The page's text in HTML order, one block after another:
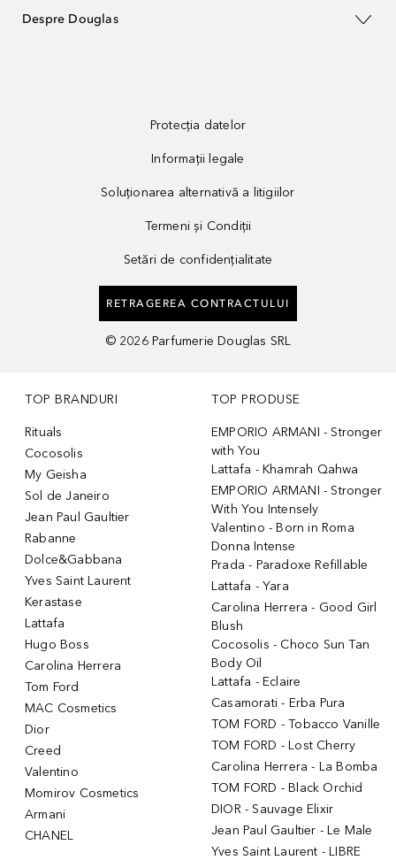
Despre Douglas
Protecția datelor
Informații legale
Soluționarea alternativă a litigiilor
Termeni și Condiții
Setări de confidențialitate
RETRAGEREA CONTRACTULUI
© 2026 Parfumerie Douglas SRL
TOP BRANDURI
Rituals
Cocosolis
My Geisha
Sol de Janeiro
Jean Paul Gaultier
Rabanne
Dolce&Gabbana
Yves Saint Laurent
Kerastase
Lattafa
Hugo Boss
Carolina Herrera
Tom Ford
MAC Cosmetics
Dior
Creed
Valentino
Momirov Cosmetics
Armani
CHANEL
TOP PRODUSE
EMPORIO ARMANI - Stronger
with You
Lattafa - Khamrah Qahwa
EMPORIO ARMANI - Stronger
With You Intensely
Valentino - Born in Roma
Donna Intense
Prada - Paradoxe Refillable
Lattafa - Yara
Carolina Herrera - Good Girl
Blush
Cocosolis - Choco Sun Tan
Body Oil
Lattafa - Eclaire
Casamorati - Erba Pura
TOM FORD - Tobacco Vanille
TOM FORD - Lost Cherry
Carolina Herrera - La Bomba
TOM FORD - Black Orchid
DIOR - Sauvage Elixir
Jean Paul Gaultier - Le Male
Yves Saint Laurent - LIBRE